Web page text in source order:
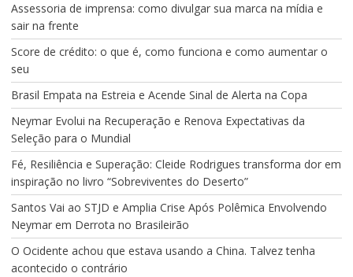
Assessoria de imprensa: como divulgar sua marca na mídia e
sair na frente
Score de crédito: o que é, como funciona e como aumentar o
seu
Brasil Empata na Estreia e Acende Sinal de Alerta na Copa
Neymar Evolui na Recuperação e Renova Expectativas da
Seleção para o Mundial
Fé, Resiliência e Superação: Cleide Rodrigues transforma dor em
inspiração no livro “Sobreviventes do Deserto”
Santos Vai ao STJD e Amplia Crise Após Polêmica Envolvendo
Neymar em Derrota no Brasileirão
O Ocidente achou que estava usando a China. Talvez tenha
acontecido o contrário